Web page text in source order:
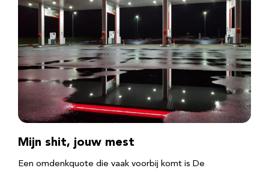
Mijn shit, jouw mest
Een omdenkquote die vaak voorbij komt is De